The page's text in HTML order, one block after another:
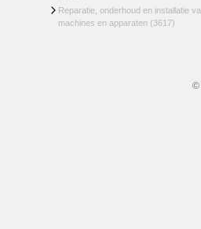
Reparatie, onderhoud en installatie
machines en apparaten (3617)
©